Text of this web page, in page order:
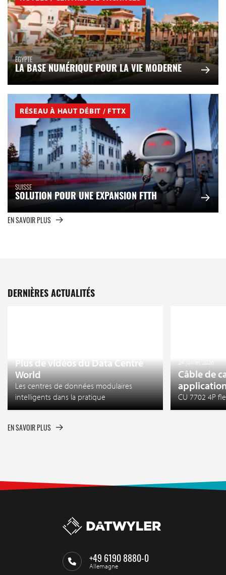
EGYPTE
LA BASE NUMÉRIQUE POUR LA VIE MODERNE
RÉSEAU À HAUT DÉBIT / FTTX
SUISSE
SOLUTION POUR UNE EXPANSION FTTH
EN SAVOIR PLUS
DERNIÈRES ACTUALITÉS
Plus de vidéos du Data Centre
World
Les centres de données modulaires
intelligents dans la pratique
24 juillet 2026
Câble de
CU 7702 4P
EN SAVOIR PLUS
+49 6190 8880-0
Allemagne